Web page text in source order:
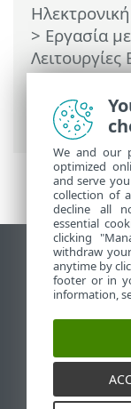
> Εργασία
Λειτουργίες
Συσκευές
Anti-Theft >
Προβολή
End of Life
Γνωσιακή
Ομάδα
ESET Status
Τοπική
We and our
optimized
and serve
collection of
decline all
essential
clicking
withdraw
anytime by
footer or in
information,